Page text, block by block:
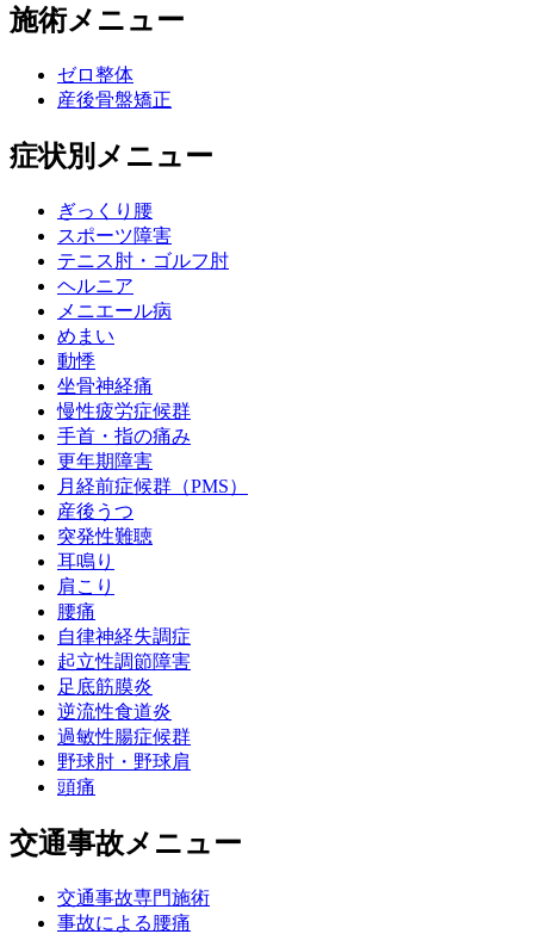
施術メニュー
ゼロ整体
産後骨盤矯正
症状別メニュー
ぎっくり腰
スポーツ障害
テニス肘・ゴルフ肘
ヘルニア
メニエール病
めまい
動悸
坐骨神経痛
慢性疲労症候群
手首・指の痛み
更年期障害
月経前症候群（PMS）
産後うつ
突発性難聴
耳鳴り
肩こり
腰痛
自律神経失調症
起立性調節障害
足底筋膜炎
逆流性食道炎
過敏性腸症候群
野球肘・野球肩
頭痛
交通事故メニュー
交通事故専門施術
事故による腰痛